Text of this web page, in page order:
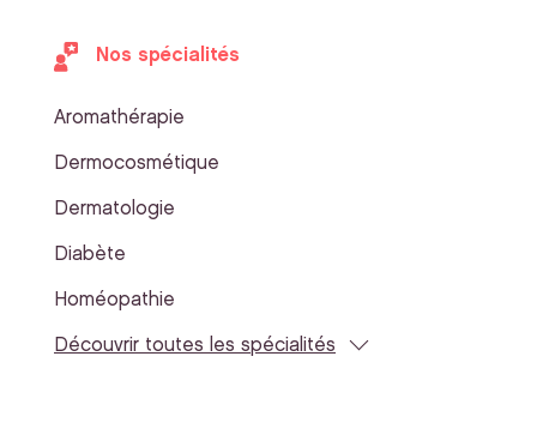
Nos spécialités
Aromathérapie
Dermocosmétique
Dermatologie
Diabète
Homéopathie
Découvrir toutes les spécialités